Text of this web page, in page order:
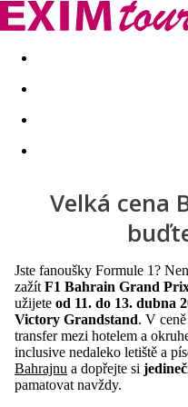
Akční nabídky Last
Velká cena
Jste fanoušky Formule 1?
zažít F1 Bahrain Grand
užijete od 11. do 13. dubna
Victory Grandstand. V
transfer mezi hotelem a
inclusive nedaleko letiště a
Bahrajnu a dopřejte si
pamatovat navždy.